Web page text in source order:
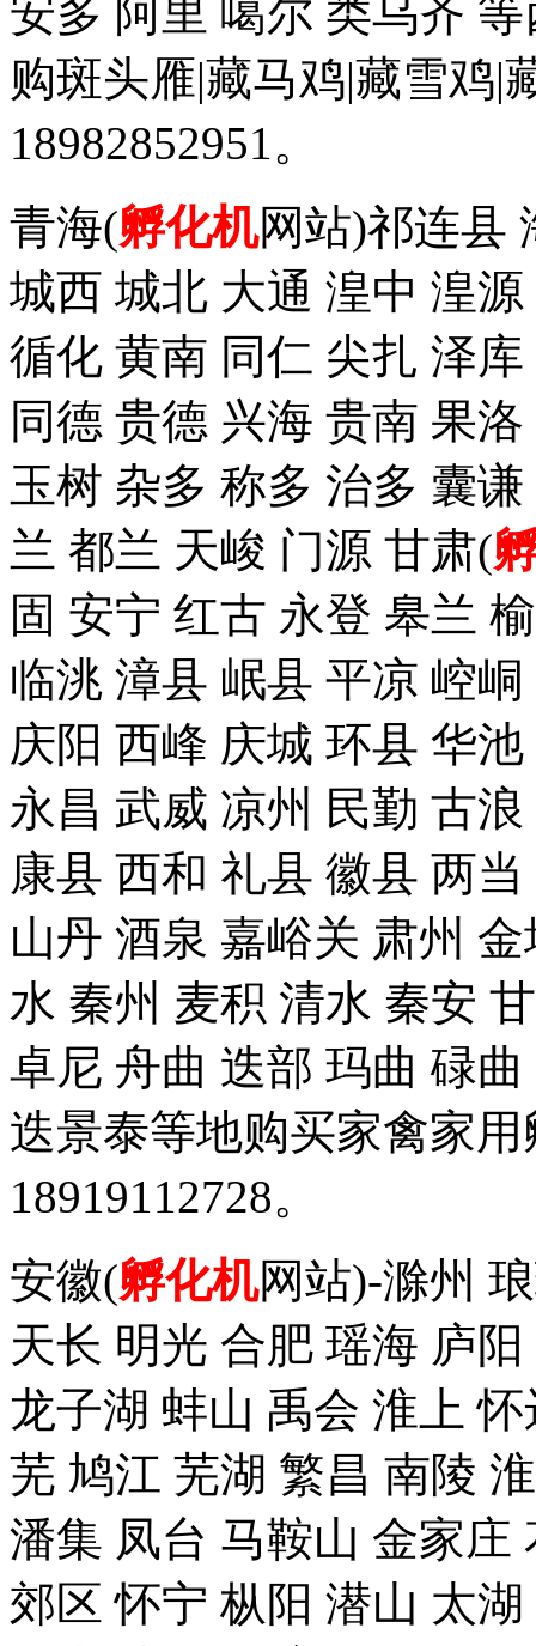
安多 阿里 噶尔 类乌齐
购斑头雁|藏马鸡|藏雪鸡|
18982852951。
青海(孵化机网站)祁连县
城西 城北 大通 湟中 湟
循化 黄南 同仁 尖扎 泽
同德 贵德 兴海 贵南 果
玉树 杂多 称多 治多 囊
兰 都兰 天峻 门源 甘肃(
固 安宁 红古 永登 皋兰
临洮 漳县 岷县 平凉 崆
庆阳 西峰 庆城 环县 华
永昌 武威 凉州 民勤 古
康县 西和 礼县 徽县 两
山丹 酒泉 嘉峪关 肃州
水 秦州 麦积 清水 秦安
卓尼 舟曲 迭部 玛曲 碌
迭景泰等地购买家禽家
18919112728。
安徽(孵化机网站)-滁州
天长 明光 合肥 瑶海 庐
龙子湖 蚌山 禹会 淮上
芜 鸠江 芜湖 繁昌 南陵
潘集 凤台 马鞍山 金家庄
郊区 怀宁 枞阳 潜山 太